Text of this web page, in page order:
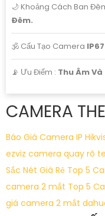
🌙 Khoảng Cách Ban
Ðêm.
🕉️ Cấu Tạo Camera
️📡 Ưu Điểm : Thu Âm Và
CAMERA
Báo Giá Camera IP
ezviz camera quay rõ
Sắc Nét Giá Rẻ Top 5
camera 2 mắt Top 5
giá camera 2 mắt